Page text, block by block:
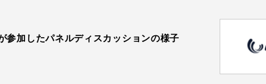
参加したパネルディスカッションの様子